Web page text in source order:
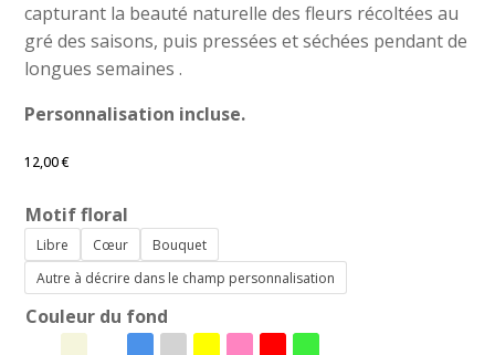
capturant la beauté naturelle des fleurs récoltées au
gré des saisons, puis pressées et séchées pendant de
longues semaines .
Personnalisation incluse.
12,00€
Motif floral
Libre Cœur
Bouquet
Autre à décrire dans le champ personnalisation
Couleur du fond